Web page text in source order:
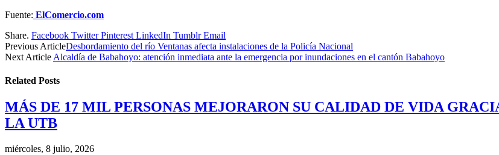
Fuente: ElComercio.com
Share. Facebook Twitter Pinterest LinkedIn Tumblr Email
Previous ArticleDesbordamiento del río Ventanas afecta instalaciones de la Policía Nacional
Next Article Alcaldía de Babahoyo: atención inmediata ante la emergencia por inundaciones en el cantón Babahoyo
Related Posts
MÁS DE 17 MIL PERSONAS MEJORARON SU CALIDAD DE VIDA
LA UTB
miércoles, 8 julio, 2026